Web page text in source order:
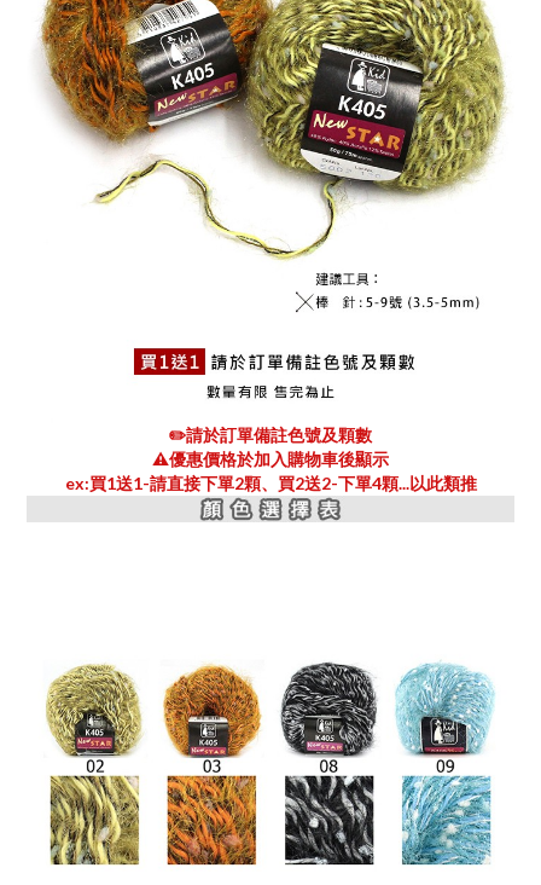
✏️請於訂單備註色號及顆數
⚠️優惠價格於加入購物車後顯示
ex:買1送1-請直接下單2顆、買2送2-下單4顆...以此類推